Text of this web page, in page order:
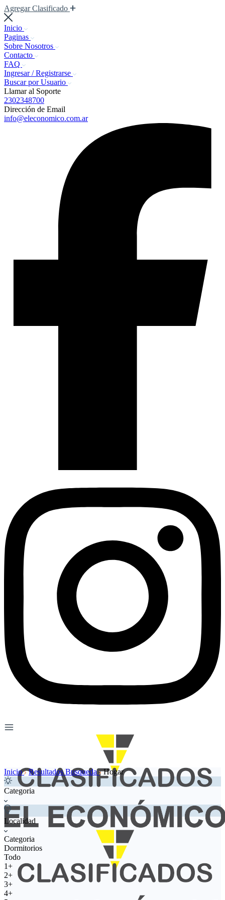
Agregar Clasificado
Inicio
Paginas
Sobre Nosotros
Contacto
FAQ
Ingresar / Registrarse
Buscar por Usuario
Llamar al Soporte
2302348700
Dirección de Email
info@eleconomico.com.ar
Inicio Resultados Busqueda Hogar
Categoria
Localidad
Categoria
Dormitorios
Todo
1+
2+
3+
4+